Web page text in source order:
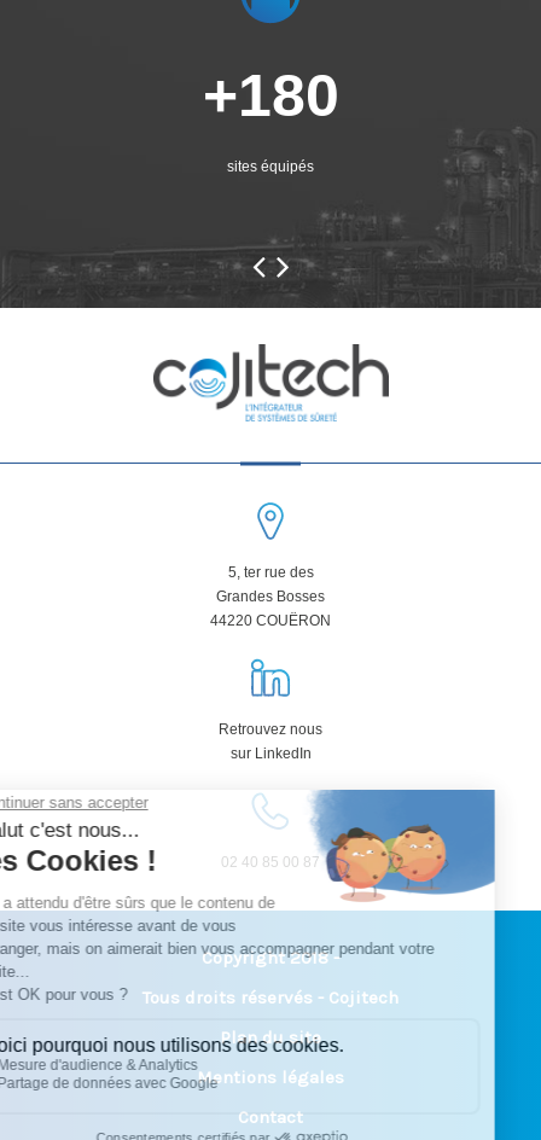
+180
sites équipés
5, ter rue des
Grandes Bosses
44220 COUËRON
Retrouvez nous
sur LinkedIn
02 40 85 00 87
Copyright 2018 -
Tous droits réservés - Cojitech
Plan du site
Mentions légales
Contact